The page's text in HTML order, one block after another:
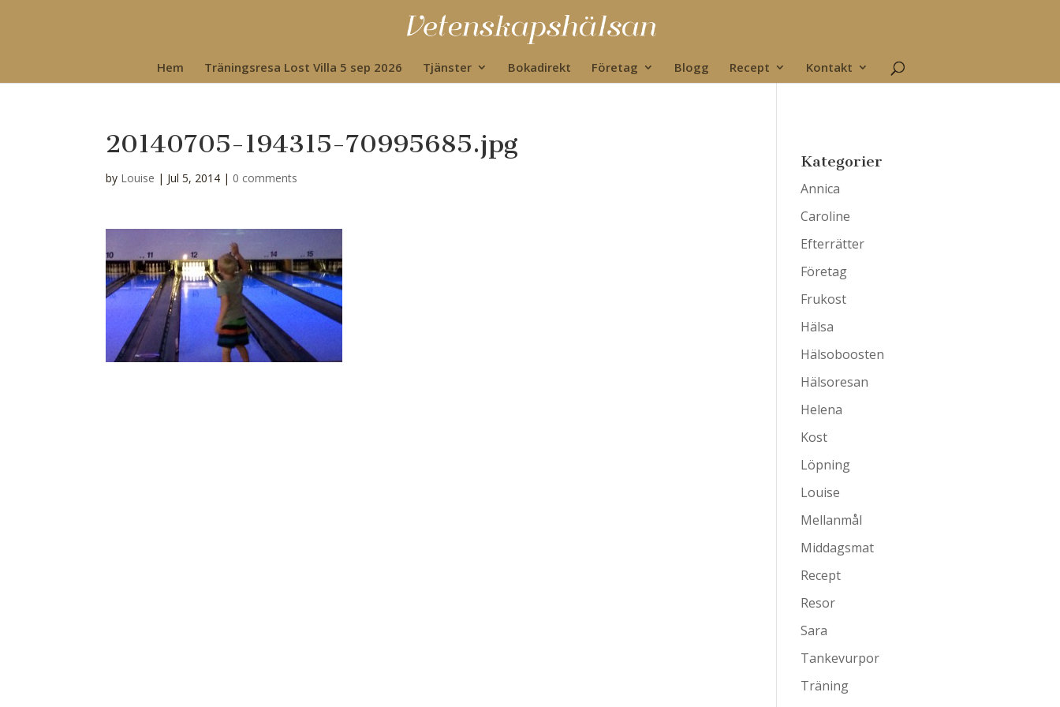
Hem Träningsresa Lost Villa 5 sep 2026 Tjänster Bokadirekt Företag Blogg Recept Kontakt
20140705-194315-70995685.jpg
by Louise | Jul 5, 2014 | 0 comments
Kategorier
Annica
Caroline
Efterrätter
Företag
Frukost
Hälsa
Hälsoboosten
Hälsoresan
Helena
Kost
Löpning
Louise
Mellanmål
Middagsmat
Recept
Resor
Sara
Tankevurpor
Träning